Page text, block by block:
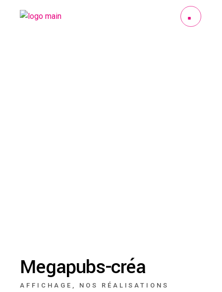
Megapubs-créa
AFFICHAGE NOS RÉALISATIONS